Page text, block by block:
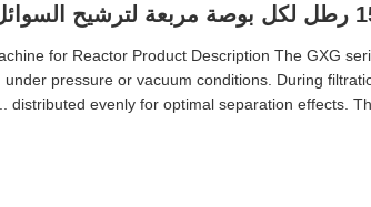
for Reactor Product Description The GXG
pressure or vacuum conditions. During
distributed evenly for optimal separation effects.